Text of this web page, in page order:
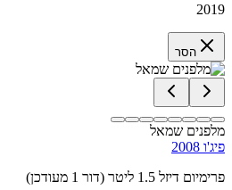
2019
הסר
מלפנים שמאל
פיג'ו 2008
פרימיום דיזל 1.5 ליטר (דור 1 מעודכן)